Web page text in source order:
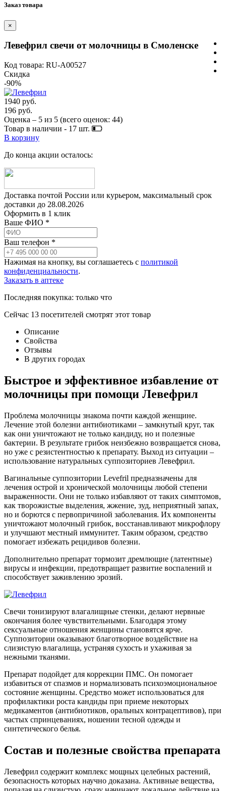
Заказ товара
×
Левефрил свечи от молочницы в Смоленске
Код товара: RU-A00527
Скидка
-90%
1940 руб.
196 руб.
Оценка – 5 из 5 (всего оценок: 44)
Товар в наличии - 17 шт.
В корзину
До конца акции осталось:
Доставка почтой России или курьером, максимальный срок
доставки до 28.08.2026
Оформить в 1 клик
Ваше ФИО *
Ваш телефон *
Нажимая на кнопку, вы соглашаетесь с политикой
конфиденциальности.
Заказать в аптеке
Последняя покупка: только что
Сейчас 13 посетителей смотрят этот товар
Описание
Свойства
Отзывы
В других городах
Быстрое и эффективное избавление от
молочницы при помощи Левефрил
Проблема молочницы знакома почти каждой женщине.
Лечение этой болезни антибиотиками – замкнутый круг, так
как они уничтожают не только кандиду, но и полезные
бактерии. В результате грибок неизбежно возвращается снова,
но уже с резистентностью к препарату. Выход из ситуации –
использование натуральных суппозиториев Левефрил.
Вагинальные суппозитории Levefril предназначены для
лечения острой и хронической молочницы любой степени
выраженности. Они не только избавляют от таких симптомов,
как творожистые выделения, жжение, зуд, неприятный запах,
но и борются с первопричиной заболевания. Их компоненты
уничтожают молочный грибок, восстанавливают микрофлору
и улучшают местный иммунитет. Таким образом, средство
помогает избежать рецидивов болезни.
Дополнительно препарат тормозит дремлющие (латентные)
вирусы и инфекции, предотвращает развитие воспалений и
способствует заживлению эрозий.
Свечи тонизируют влагалищные стенки, делают нервные
окончания более чувствительными. Благодаря этому
сексуальные отношения женщины становятся ярче.
Суппозитории оказывают благотворное воздействие на
слизистую влагалища, устраняя сухость и ухаживая за
нежными тканями.
Препарат подойдет для коррекции ПМС. Он помогает
избавиться от спазмов и нормализовать психоэмоциональное
состояние женщины. Средство может использоваться для
профилактики роста кандиды при приеме некоторых
медикаментов (антибиотиков, оральных контрацептивов), при
частых спринцеваниях, ношении тесной одежды и
синтетического белья.
Состав и полезные свойства препарата
Левефрил содержит комплекс мощных целебных растений,
безопасность которых научно доказана. Активные вещества,